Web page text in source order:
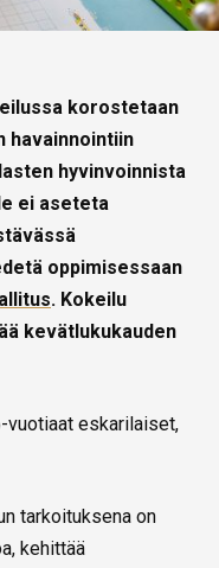
korostetaan
havainnointiin
hyvinvoinnista
ei aseteta
oppimisessaan
. Kokeilu
kevätlukukauden
vuotiaat eskarilaiset,
tarkoituksena on
kehittää